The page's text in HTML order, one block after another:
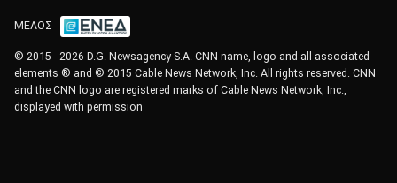
ΜΕΛΟΣ
© 2015 - 2026 D.G. Newsagency S.A. CNN name, logo and all associated
elements ® and © 2015 Cable News Network, Inc. All rights reserved. CNN
and the CNN logo are registered marks of Cable News Network, Inc.,
displayed with permission